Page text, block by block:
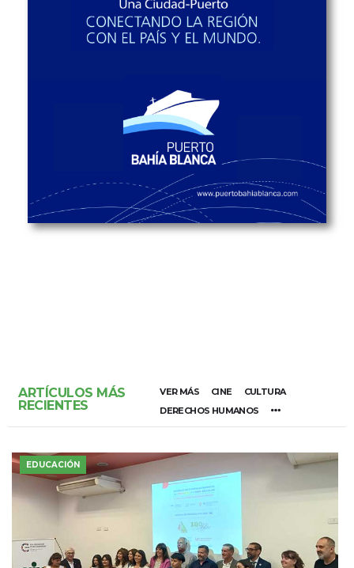
ARTÍCULOS MÁS
RECIENTES
VER MÁS CINE
CULTURA
DERECHOS HUMANOS
EDUCACIÓN